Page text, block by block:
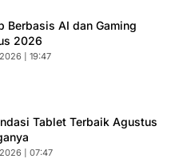
Berbasis AI dan Gaming
2026
| 19:47
Tablet Terbaik Agustus
| 07:47